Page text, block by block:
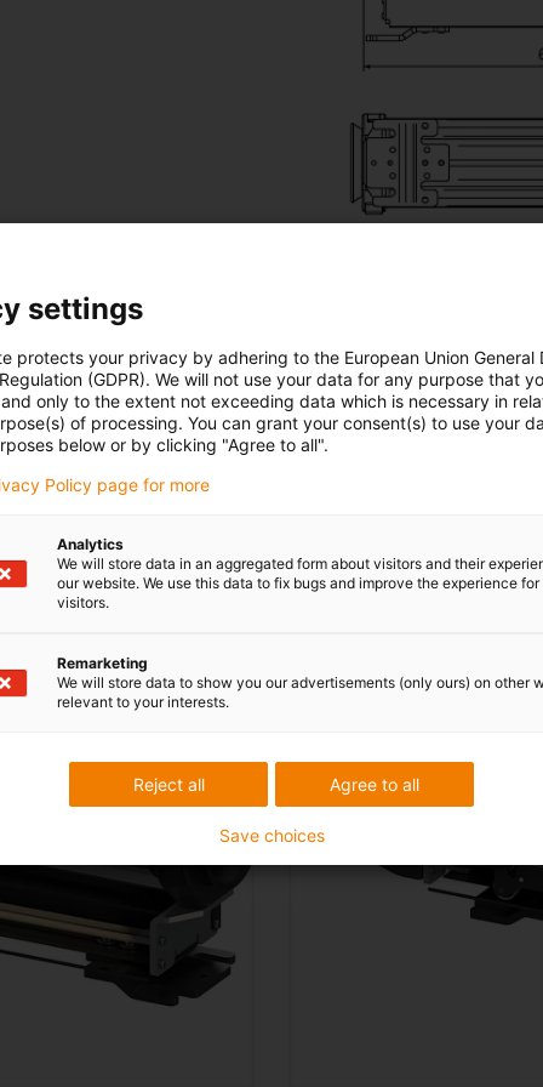
spočívá uvnitř systémů. Zjistěte, který z nich to je a proč.
settings
protects your privacy by adhering to the European Union General
(GDPR). We will not use your data for any purpose that
only to the extent not exceeding data which is necessary in
of processing. You can grant your consent(s) to use your
below or by clicking "Agree to all".
Policy page for more
Analytics
We will store data in an aggregated form about visitors and their
our website. We use this data to fix bugs and improve the experience for
visitors.
Remarketing
We will store data to show you our advertisements (only ours) on other
relevant to your interests.
Agree to all
Reject all
Save choices